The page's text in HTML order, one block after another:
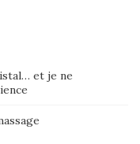
et je ne